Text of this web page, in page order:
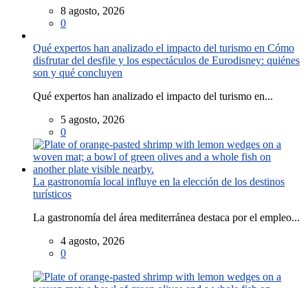
8 agosto, 2026
0
Qué expertos han analizado el impacto del turismo en Cómo
disfrutar del desfile y los espectáculos de Eurodisney: quiénes
son y qué concluyen
Qué expertos han analizado el impacto del turismo en...
5 agosto, 2026
0
La gastronomía local influye en la elección de los destinos
turísticos
La gastronomía del área mediterránea destaca por el empleo...
4 agosto, 2026
0